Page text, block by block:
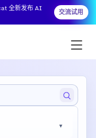
全新发布 AI
交流试用